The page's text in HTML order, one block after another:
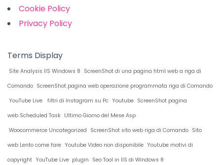
Cookie Policy
Privacy Policy
Terms Display
Site Analysis IIS Windows 8 ScreenShot di una pagina html web a riga di
Comando ScreenShot pagina web operazione programmata riga di Comando
YouTube Live
filtri di Instagram su Pc Youtube ScreenShot pagina
web Scheduled Task Ultimo Giorno del Mese Asp
Woocommerce Uncategorized ScreenShot sito web riga di Comando Sito
web Lento come fare Youtube Video non disponibile Youtube motivi di
copyright YouTube Live plugin Seo Tool in IIS di Windows 8